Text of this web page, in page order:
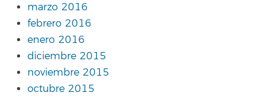
marzo 2016
febrero 2016
enero 2016
diciembre 2015
noviembre 2015
octubre 2015